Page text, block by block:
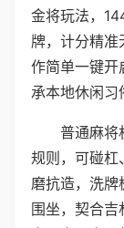
金将玩法，
牌，计分精
作简单一键开
承本地休闲习
普通麻将
规则，可碰杠
磨抗造，洗牌
围坐，契合吉